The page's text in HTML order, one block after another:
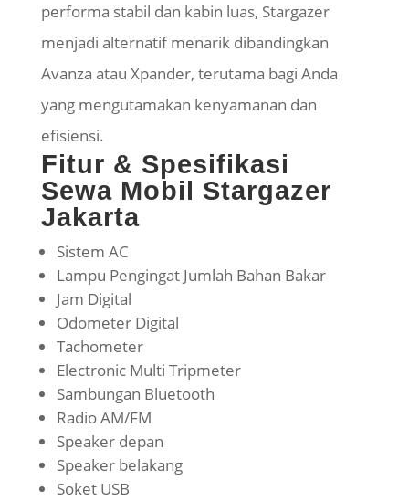
performa stabil dan kabin luas, Stargazer
menjadi alternatif menarik dibandingkan
Avanza atau Xpander, terutama bagi Anda
yang mengutamakan kenyamanan dan
efisiensi.
Fitur & Spesifikasi
Sewa Mobil Stargazer
Jakarta
Sistem AC
Lampu Pengingat Jumlah Bahan Bakar
Jam Digital
Odometer Digital
Tachometer
Electronic Multi Tripmeter
Sambungan Bluetooth
Radio AM/FM
Speaker depan
Speaker belakang
Soket USB